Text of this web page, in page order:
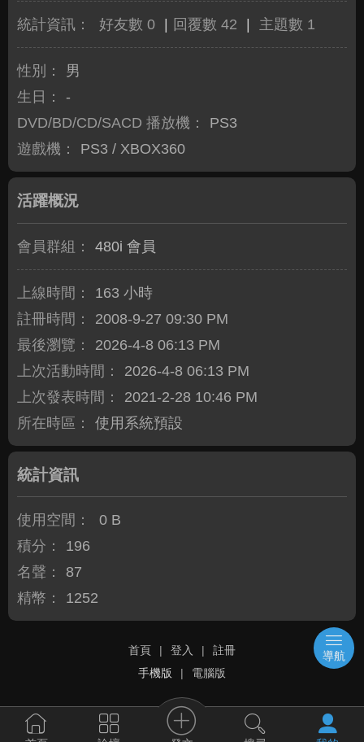
統計資訊： 好友數 0 回覆數 42 主題數 1
性別：
男
生日：
-
DVD/BD/CD/SACD 播放機：
PS3
遊戲機：
PS3 / XBOX360
活躍概況
會員群組： 480i 會員
上線時間：
163 小時
註冊時間：
2008-9-27 09:30 PM
最後瀏覽：
2026-4-8 06:13 PM
上次活動時間：
2026-4-8 06:13 PM
上次發表時間：
2021-2-28 10:46 PM
所在時區：
使用系統預設
統計資訊
使用空間：
0 B
積分：
196
名聲：
87
精幣：
1252
首頁 | 登入 |
註冊
手機版
| 電腦版
導航